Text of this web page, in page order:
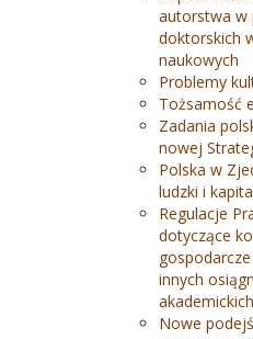
autorstwa w
doktorskich
naukowych
Problemy
Tożsamość
Zadania
nowej
Polska w
ludzki i
Regulacje
dotyczące
innych
Nowe